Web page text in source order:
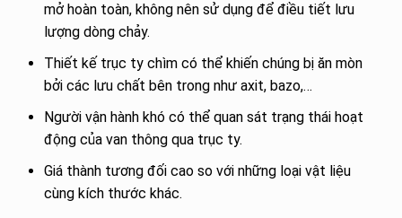
mở hoàn toàn, không nên sử dụng để điều tiết lưu
lượng dòng chảy.
Thiết kế trục ty chìm có thể khiến chúng bị ăn mòn
bởi các lưu chất bên trong như axit, bazo,…
Người vận hành khó có thể quan sát trạng thái hoạt
động của van thông qua trục ty.
Giá thành tương đối cao so với những loại vật liệu
cùng kích thước khác.